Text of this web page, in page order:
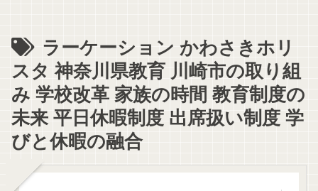
ラーケーション かわさきホリ
スタ 神奈川県教育 川崎市の取り組
み 学校改革 家族の時間 教育制度の
未来 平日休暇制度 出席扱い制度 学
びと休暇の融合